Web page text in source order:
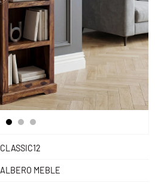
CLASSIC12
ALBERO MEBLE